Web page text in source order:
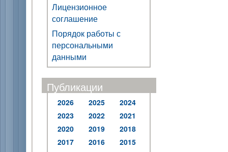
Лицензионное
соглашение
Порядок работы с
персональными
данными
Публикации
2026 2025
2024
2023
2022
2021
2020
2019
2018
2017
2016
2015